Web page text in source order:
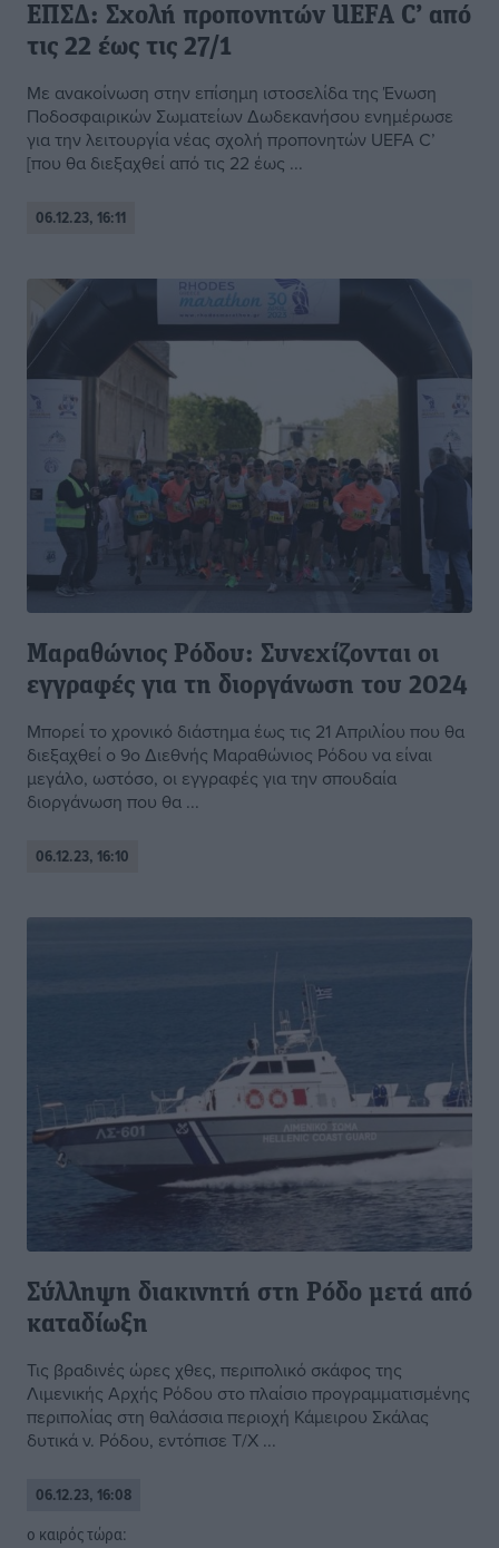
ΕΠΣΔ: Σχολή προπονητών UEFA C’ από
τις 22 έως τις 27/1
Με ανακοίνωση στην επίσημη ιστοσελίδα της Ένωση
Ποδοσφαιρικών Σωματείων Δωδεκανήσου ενημέρωσε
για την λειτουργία νέας σχολή προπονητών UEFA C’
[που θα διεξαχθεί από τις 22 έως ...
06.12.23, 16:11
Μαραθώνιος Ρόδου: Συνεχίζονται οι
εγγραφές για τη διοργάνωση του 2024
Μπορεί το χρονικό διάστημα έως τις 21 Απριλίου που θα
διεξαχθεί ο 9ο Διεθνής Μαραθώνιος Ρόδου να είναι
μεγάλο, ωστόσο, οι εγγραφές για την σπουδαία
διοργάνωση που θα ...
06.12.23, 16:10
Σύλληψη διακινητή στη Ρόδο μετά από
καταδίωξη
Τις βραδινές ώρες χθες, περιπολικό σκάφος της
Λιμενικής Αρχής Ρόδου στο πλαίσιο προγραμματισμένης
περιπολίας στη θαλάσσια περιοχή Κάμειρου Σκάλας
δυτικά ν. Ρόδου, εντόπισε Τ/Χ ...
06.12.23, 16:08
o καιρός τώρα: